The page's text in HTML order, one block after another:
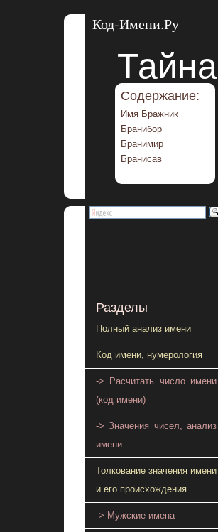
Код-Имени.Ру
Тайна
Содержание:
Имя Бражник
Бранибор
Бранимир
Бранисав
Разделы
Полный анализ имени
Код имени, нумерология
-> Расчитать число имени
(код имени)
-> Значения чисел, анализ
имени
Толкование значения имени
и его происхождения
-> Мужские имена